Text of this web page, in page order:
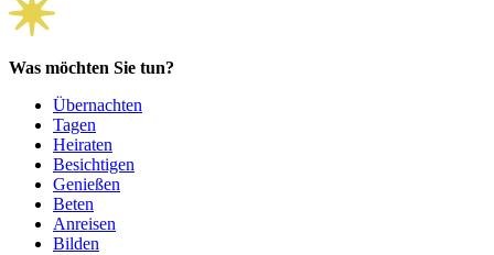
Was möchten Sie tun?
Übernachten
Tagen
Heiraten
Besichtigen
Genießen
Beten
Anreisen
Bilden